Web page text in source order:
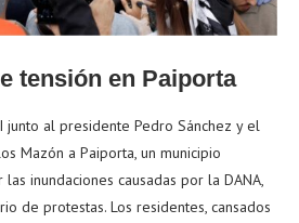
tensión en Paiporta
junto al presidente Pedro Sánchez y el
Mazón a Paiporta, un municipio
inundaciones causadas por la DANA,
de protestas. Los residentes, cansados